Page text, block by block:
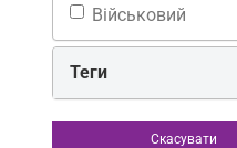
Військовий
Теги
Скасувати